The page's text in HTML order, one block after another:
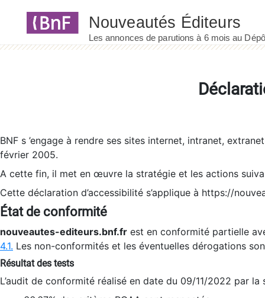
BNF s ’engage à rendre ses sites internet, intranet,
février 2005.
A cette fin, il met en œuvre la stratégie et les actions
Cette déclaration d’accessibilité s’applique à https://
État de conformité
nouveautes-editeurs.bnf.fr est en conformité partielle
4.1. Les non-conformités et les éventuelles dérogations
Résultat des tests
L’audit de conformité réalisé en date du 09/11/2022 par